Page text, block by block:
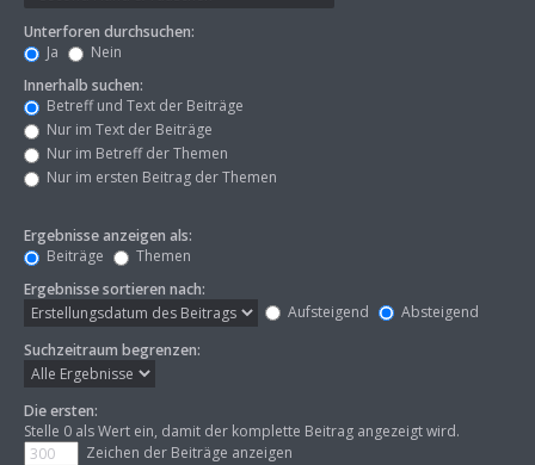
Unterforen durchsuchen:
Ja
Nein
Innerhalb suchen:
Betreff und Text der Beiträge
Nur im Text der Beiträge
Nur im Betreff der Themen
Nur im ersten Beitrag der Themen
Ergebnisse anzeigen als:
Beiträge
Themen
Ergebnisse sortieren nach:
Aufsteigend
Absteigend
Suchzeitraum begrenzen:
Die ersten:
Stelle 0 als Wert ein, damit der komplette Beitrag angezeigt wird.
Zeichen der Beiträge anzeigen